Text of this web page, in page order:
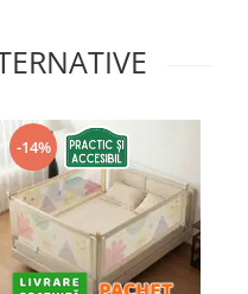
-14%